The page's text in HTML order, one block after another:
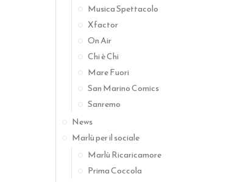
Musica Spettacolo
Xfactor
On Air
Chi è Chi
Mare Fuori
San Marino Comics
Sanremo
News
Marlù per il sociale
Marlù Ricaricamore
Prima Coccola